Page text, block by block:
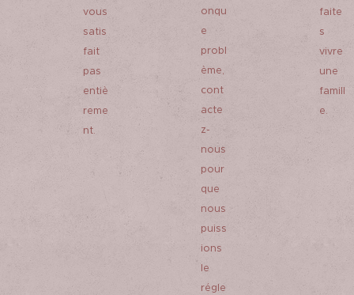
vous
satis
fait
pas
entiè
reme
nt.
onqu
e
probl
ème,
cont
acte
z-
nous
pour
que
nous
puiss
ions
le
régle
faite
s
vivre
une
famill
e.